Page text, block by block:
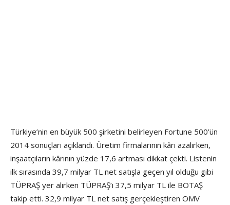
Türkiye’nin en büyük 500 şirketini belirleyen Fortune 500’ün
2014 sonuçları açıklandı. Üretim firmalarının kârı azalırken,
inşaatçıların kârının yüzde 17,6 artması dikkat çekti. Listenin
ilk sırasında 39,7 milyar TL net satışla geçen yıl olduğu gibi
TÜPRAŞ yer alırken TÜPRAŞ’ı 37,5 milyar TL ile BOTAŞ
takip etti. 32,9 milyar TL net satış gerçekleştiren OMV